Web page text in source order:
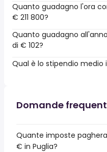
Quanto guadagno l'ora
€ 211 800?
Quanto guadagno
di € 102?
Qual è lo stipendio medio
Domande
Quante imposte
€ in Puglia?